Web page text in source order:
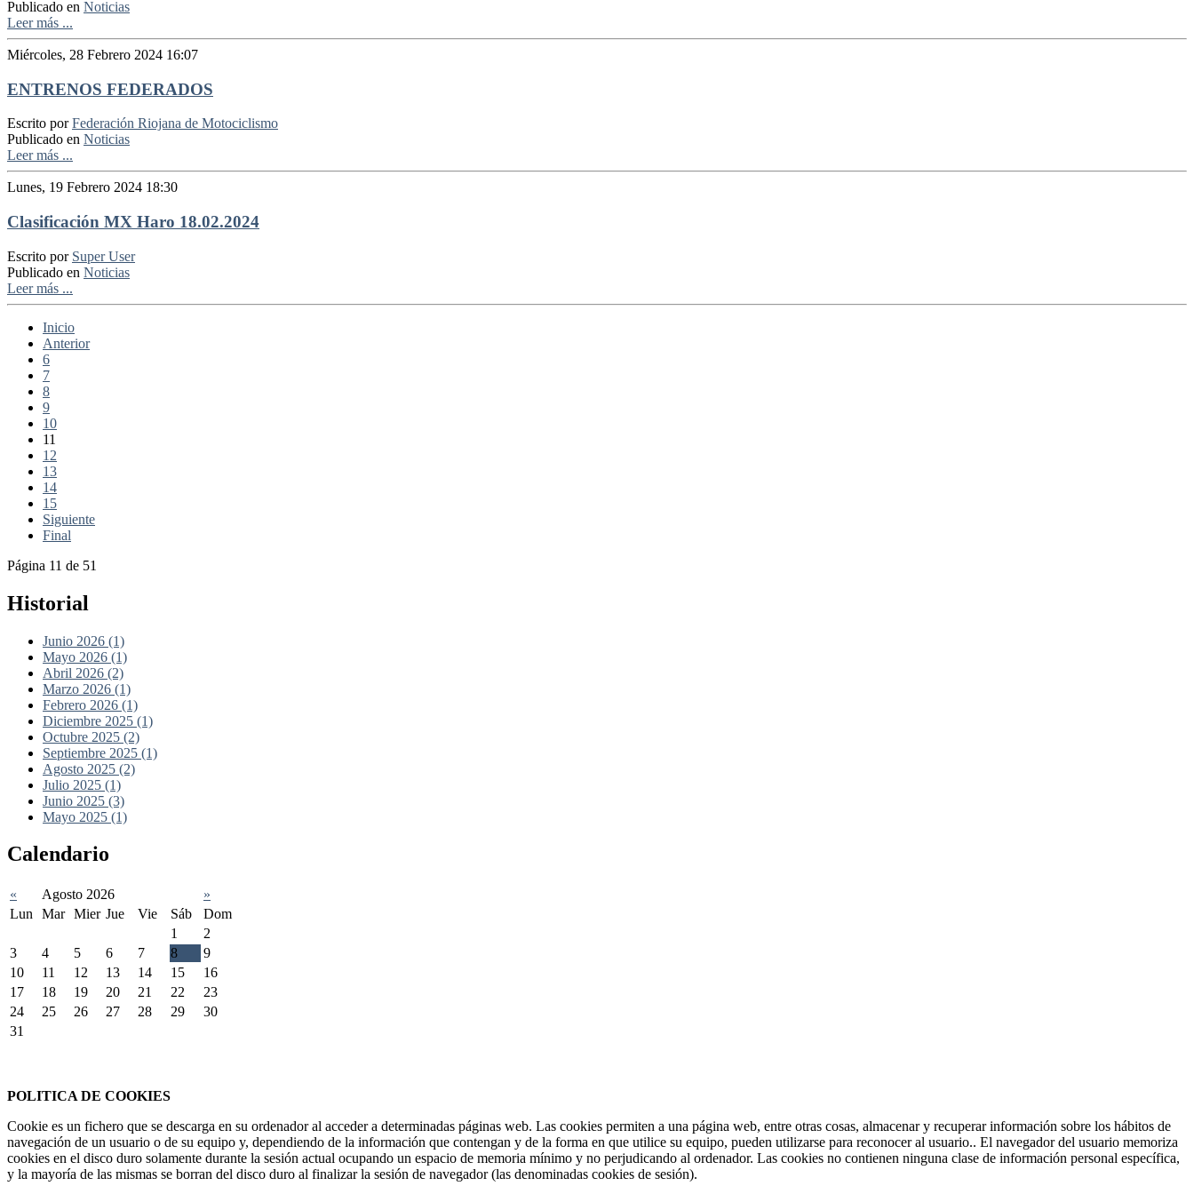
Publicado en Noticias
Leer más ...
Miércoles, 28 Febrero 2024 16:07
ENTRENOS FEDERADOS
Escrito porFederación Riojana de Motociclismo
Publicado en Noticias
Leer más ...
Lunes, 19 Febrero 2024 18:30
Clasificación MX Haro 18.02.2024
Escrito por Super User
Publicado en Noticias
Leer más ...
Inicio
Anterior
6
7
8
9
10
11
12
13
14
15
Siguiente
Final
Página 11 de 51
Historial
Junio 2026 (1)
Mayo 2026 (1)
Abril 2026 (2)
Marzo 2026 (1)
Febrero 2026 (1)
Diciembre 2025 (1)
Octubre 2025 (2)
Septiembre 2025 (1)
Agosto 2025 (2)
Julio 2025 (1)
Junio 2025 (3)
Mayo 2025 (1)
Calendario
« Agosto 2026
»
Lun
Mar Mier Jue Vie Sáb
Dom
1
2
3
4 5 6 7 8
9
10
11 12 13 14 15
16
17
18 19 20 21 22
23
24
25 26 27 28 29
30
31
POLITICA DE COOKIES
Cookie es un fichero que se descarga en su ordenador al acceder a determinadas páginas web. Las cookies permiten a una página web, entre otras cosas, almacenar y recuperar información sobre los hábitos de
navegación de un usuario o de su equipo y, dependiendo de la información que contengan y de la forma en que utilice su equipo, pueden utilizarse para reconocer al usuario.. El navegador del usuario memoriza
cookies en el disco duro solamente durante la sesión actual ocupando un espacio de memoria mínimo y no perjudicando al ordenador. Las cookies no contienen ninguna clase de información personal específica,
y la mayoría de las mismas se borran del disco duro al finalizar la sesión de navegador (las denominadas cookies de sesión).